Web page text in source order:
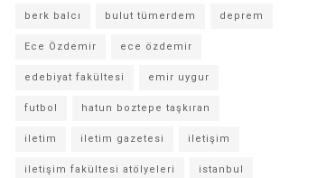
berk balcı bulut tümerdem deprem
Ece Özdemir ece özdemir
edebiyat fakültesi emir uygur
futbol hatun boztepe taşkıran
iletim iletim gazetesi iletişim
iletişim fakültesi atölyeleri istanbul